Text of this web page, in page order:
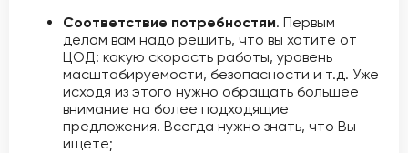
Соответствие потребностям. Первым
делом вам надо решить, что вы хотите от
ЦОД: какую скорость работы, уровень
масштабируемости, безопасности и т.д. Уже
исходя из этого нужно обращать большее
внимание на более подходящие
предложения. Всегда нужно знать, что Вы
ищете;